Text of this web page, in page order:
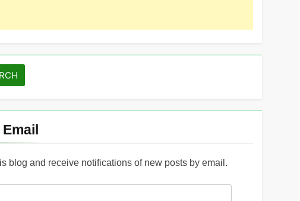
blog and receive notifications of new posts by email.